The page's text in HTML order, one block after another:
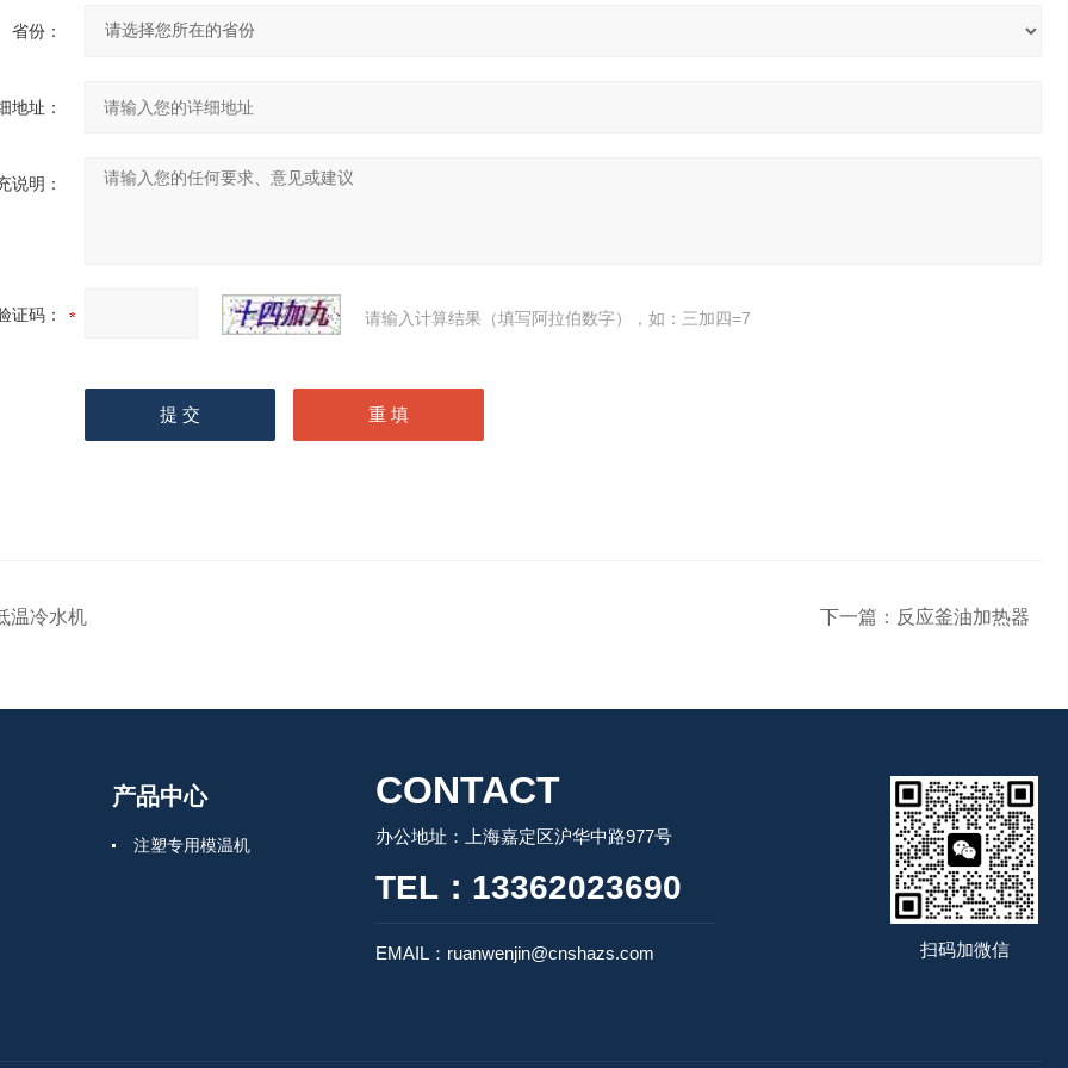
省份：
地址：
说明：
证码： 请输入计算结果（填写阿拉伯数字），如：三加四=7
温冷水机 下一篇： 反应釜油加热器
产品中心
注塑专用模温机
CONTACT
办公地址：上海嘉定区沪华中路977号
TEL：13362023690
EMAIL：ruanwenjin@cnshazs.com 扫码加微信